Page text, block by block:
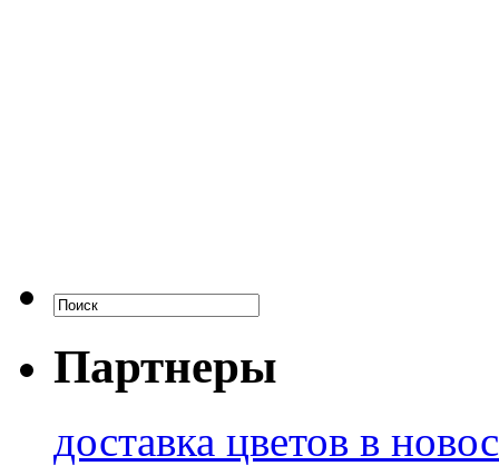
Партнеры
доставка цветов в